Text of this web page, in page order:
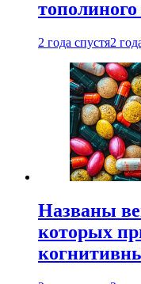
2 года спустя2
Названы
которых